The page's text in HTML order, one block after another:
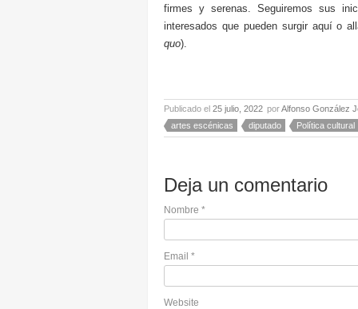
firmes y serenas. Seguiremos sus
interesados que pueden surgir aquí o
quo).
Publicado el 25 julio, 2022 porAlfonso González
artes escénicas
diputado Política cultural
Deja un comentario
Nombre *
Email *
Website